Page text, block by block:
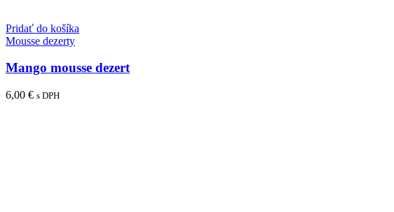
Pridať do košíka
Mousse dezerty
Mango mousse dezert
6,00 € s DPH